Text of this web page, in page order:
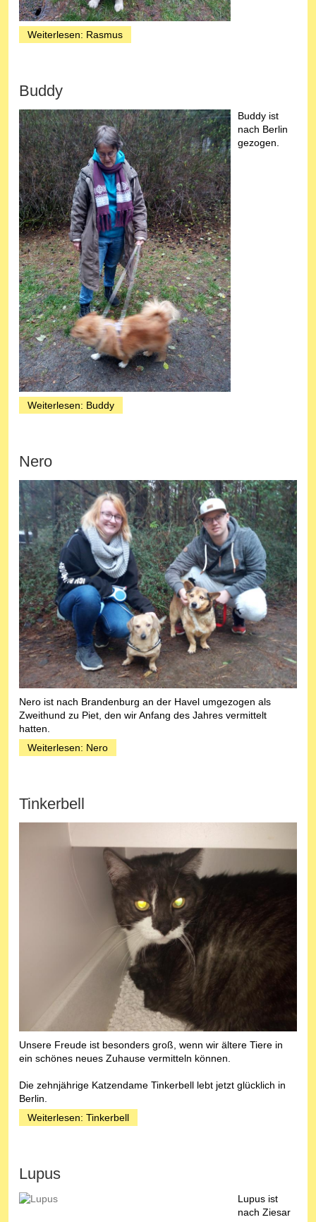
Weiterlesen: Rasmus
Buddy
Buddy ist
nach Berlin
gezogen.
Weiterlesen: Buddy
Nero
Nero ist nach Brandenburg an der Havel umgezogen als
Zweithund zu Piet, den wir Anfang des Jahres vermittelt
hatten.
Weiterlesen: Nero
Tinkerbell
Unsere Freude ist besonders groß, wenn wir ältere Tiere in
ein schönes neues Zuhause vermitteln können.
Die zehnjährige Katzendame Tinkerbell lebt jetzt glücklich in
Berlin.
Weiterlesen: Tinkerbell
Lupus
Lupus ist
nach Ziesar